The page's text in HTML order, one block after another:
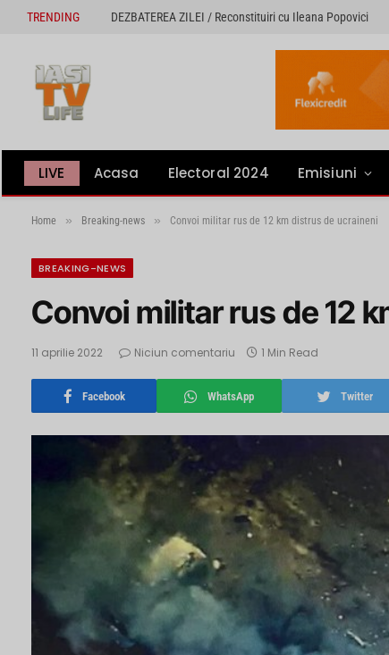
TRENDING DEZBATEREA ZILEI / Reconstituiri cu Ileana Popovici
LIVE Acasa Electoral 2024 Emisiuni
Home » Breaking-news » Convoi militar rus de 12 km distrus de ucraineni
BREAKING-NEWS
Convoi militar rus de 12
11 aprilie 2022 Niciun comentariu 1 Min Read
Facebook WhatsApp Twitter